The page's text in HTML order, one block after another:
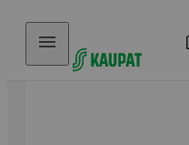
Hyppää sisältöön